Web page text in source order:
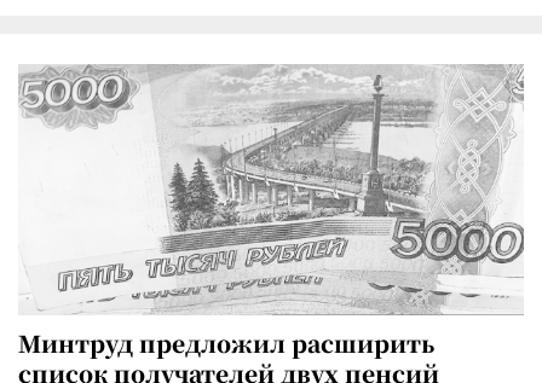
Минтруд предложил расширить
список получателей двух пенсий